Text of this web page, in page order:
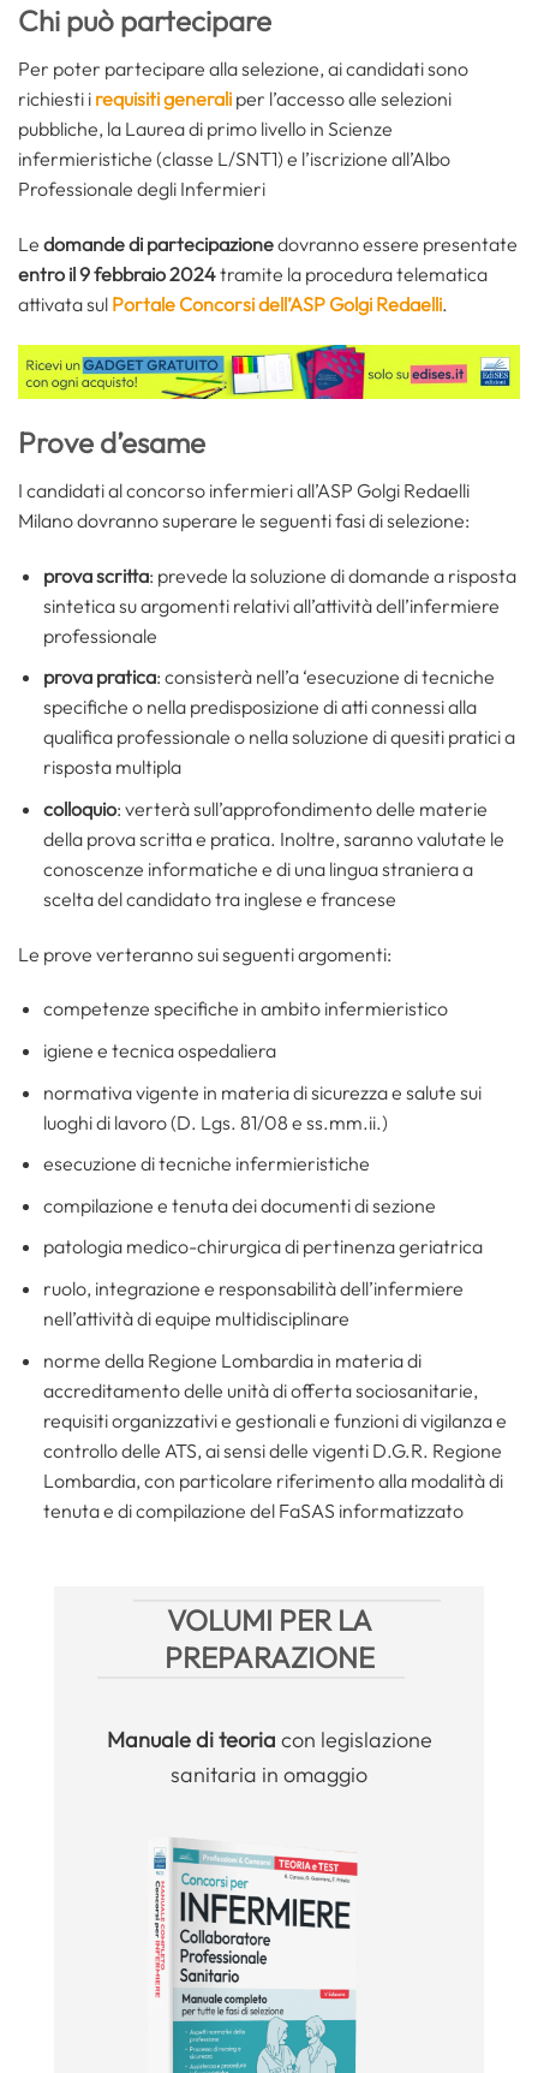
Chi può partecipare
Per poter partecipare alla selezione, ai candidati sono
richiesti i requisiti generali per l’accesso alle selezioni
pubbliche, la Laurea di primo livello in Scienze
infermieristiche (classe L/SNT1) e l’iscrizione all’Albo
Professionale degli Infermieri
Le domande di partecipazionedovranno essere presentate
entro il 9 febbraio 2024tramite la procedura telematica
attivata sul Portale Concorsi dell’ASP Golgi Redaelli.
Prove d’esame
I candidati al concorso infermieri all’ASP Golgi Redaelli
Milano dovranno superare le seguenti fasi di selezione:
prova scritta: prevede la soluzione di domande a risposta
sintetica su argomenti relativi all’attività dell’infermiere
professionale
prova pratica: consisterà nell’a ‘esecuzione di tecniche
specifiche o nella predisposizione di atti connessi alla
qualifica professionale o nella soluzione di quesiti pratici a
risposta multipla
colloquio: verterà sull’approfondimento delle materie
della prova scritta e pratica. Inoltre, saranno valutate le
conoscenze informatiche e di una lingua straniera a
scelta del candidato tra inglese e francese
Le prove verteranno sui seguenti argomenti:
competenze specifiche in ambito infermieristico
igiene e tecnica ospedaliera
normativa vigente in materia di sicurezza e salute sui
luoghi di lavoro (D. Lgs. 81/08 e ss.mm.ii.)
esecuzione di tecniche infermieristiche
compilazione e tenuta dei documenti di sezione
patologia medico-chirurgica di pertinenza geriatrica
ruolo, integrazione e responsabilità dell’infermiere
nell’attività di equipe multidisciplinare
norme della Regione Lombardia in materia di
accreditamento delle unità di offerta sociosanitarie,
requisiti organizzativi e gestionali e funzioni di vigilanza e
controllo delle ATS, ai sensi delle vigenti D.G.R. Regione
Lombardia, con particolare riferimento alla modalità di
tenuta e di compilazione del FaSAS informatizzato
VOLUMI PER LA
PREPARAZIONE
Manualedi teoria con legislazione
sanitaria in omaggio